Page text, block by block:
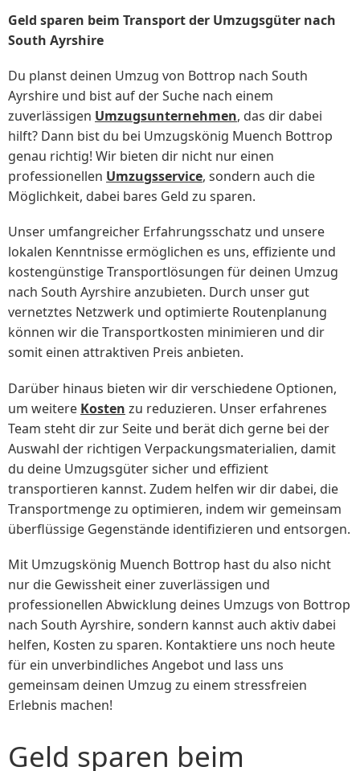
Geld sparen beim Transport der Umzugsgüter nach
South Ayrshire
Du planst deinen Umzug von Bottrop nach South
Ayrshire und bist auf der Suche nach einem
zuverlässigen Umzugsunternehmen, das dir dabei
hilft? Dann bist du bei Umzugskönig Muench Bottrop
genau richtig! Wir bieten dir nicht nur einen
professionellen Umzugsservice, sondern auch die
Möglichkeit, dabei bares Geld zu sparen.
Unser umfangreicher Erfahrungsschatz und unsere
lokalen Kenntnisse ermöglichen es uns, effiziente und
kostengünstige Transportlösungen für deinen Umzug
nach South Ayrshire anzubieten. Durch unser gut
vernetztes Netzwerk und optimierte Routenplanung
können wir die Transportkosten minimieren und dir
somit einen attraktiven Preis anbieten.
Darüber hinaus bieten wir dir verschiedene Optionen,
um weitere Kosten zu reduzieren. Unser erfahrenes
Team steht dir zur Seite und berät dich gerne bei der
Auswahl der richtigen Verpackungsmaterialien, damit
du deine Umzugsgüter sicher und effizient
transportieren kannst. Zudem helfen wir dir dabei, die
Transportmenge zu optimieren, indem wir gemeinsam
überflüssige Gegenstände identifizieren und entsorgen.
Mit Umzugskönig Muench Bottrop hast du also nicht
nur die Gewissheit einer zuverlässigen und
professionellen Abwicklung deines Umzugs von Bottrop
nach South Ayrshire, sondern kannst auch aktiv dabei
helfen, Kosten zu sparen. Kontaktiere uns noch heute
für ein unverbindliches Angebot und lass uns
gemeinsam deinen Umzug zu einem stressfreien
Erlebnis machen!
Geld sparen beim